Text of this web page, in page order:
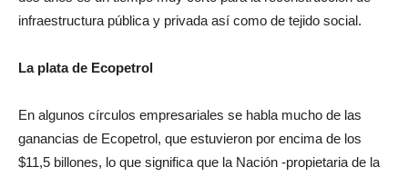
infraestructura pública y privada así como de tejido social.
La plata de Ecopetrol
En algunos círculos empresariales se habla mucho de las
ganancias de Ecopetrol, que estuvieron por encima de los
$11,5 billones, lo que significa que la Nación -propietaria de la